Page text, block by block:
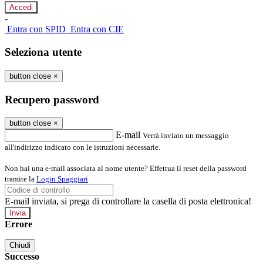
-
Entra con SPID Entra con CIE
Seleziona utente
button close ×
Recupero password
button close ×
E-mail Verrà inviato un messaggio
all'indirizzo indicato con le istruzioni necessarie.
Non hai una e-mail associata al nome utente? Effettua il reset della password
tramite la Login Spaggiari
E-mail inviata, si prega di controllare la casella di posta elettronica!
Errore
Chiudi
Successo